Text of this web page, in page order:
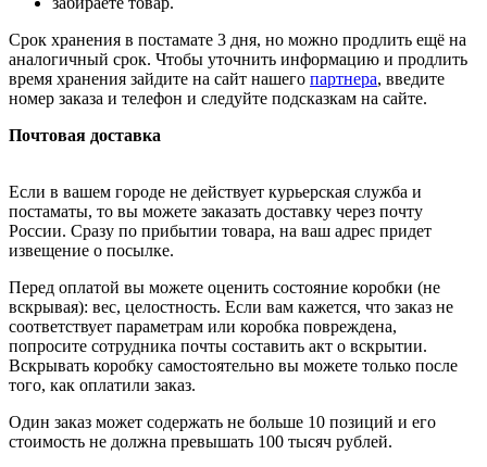
Срок хранения в постамате 3 дня, но можно продлить ещё на
аналогичный срок. Чтобы уточнить информацию и продлить
время хранения зайдите на сайт нашего партнера, введите
номер заказа и телефон и следуйте подсказкам на сайте.
Почтовая доставка
Если в вашем городе не действует курьерская служба и
постаматы, то вы можете заказать доставку через почту
России. Сразу по прибытии товара, на ваш адрес придет
извещение о посылке.
Перед оплатой вы можете оценить состояние коробки (не
вскрывая): вес, целостность. Если вам кажется, что заказ не
соответствует параметрам или коробка повреждена,
попросите сотрудника почты составить акт о вскрытии.
Вскрывать коробку самостоятельно вы можете только после
того, как оплатили заказ.
Один заказ может содержать не больше 10 позиций и его
стоимость не должна превышать 100 тысяч рублей.